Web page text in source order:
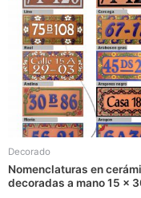
Decorado
Nomenclaturas en
decoradas a mano 15 x